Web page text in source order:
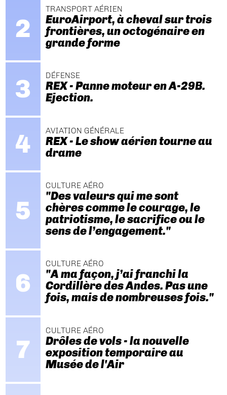
TRANSPORT AÉRIEN
EuroAirport, à cheval sur trois
frontières, un octogénaire en
grande forme
DÉFENSE
REX - Panne moteur en A-29B.
Ejection.
AVIATION GÉNÉRALE
REX - Le show aérien tourne au
drame
CULTURE AÉRO
"Des valeurs qui me sont
chères comme le courage, le
patriotisme, le sacrifice ou le
sens de l’engagement."
CULTURE AÉRO
"A ma façon, j’ai franchi la
Cordillère des Andes. Pas une
fois, mais de nombreuses fois."
CULTURE AÉRO
Drôles de vols - la nouvelle
exposition temporaire au
Musée de l'Air